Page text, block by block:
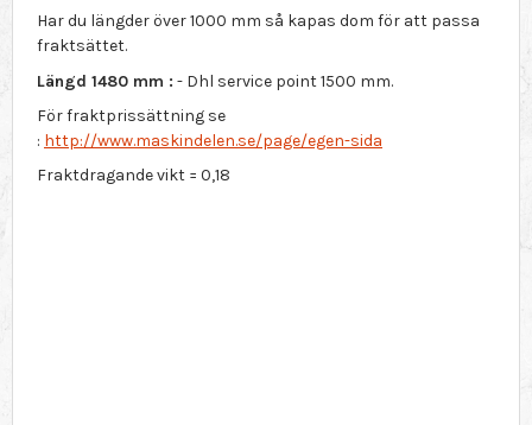
Har du längder över 1000 mm så kapas dom för att passa
fraktsättet.
Längd 1480 mm : - Dhl service point 1500 mm.
För fraktprissättning se
: http://www.maskindelen.se/page/egen-sida
Fraktdragande vikt = 0,18